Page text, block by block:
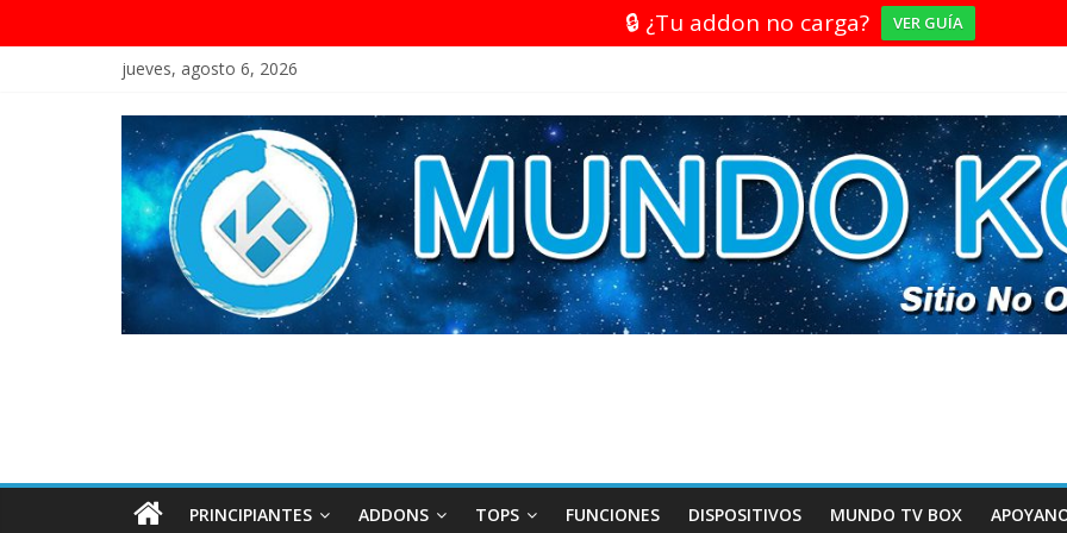
🔒 ¿Tu addon no carga? VER GUÍA
jueves, agosto 6, 2026
PRINCIPIANTES ADDONS TOPS FUNCIONES DISPOSITIVOS MUNDO TV BOX